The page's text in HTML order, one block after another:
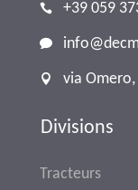
+39 059
via
Divisions
Tracteurs